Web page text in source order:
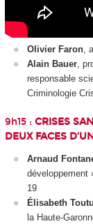
Olivier Faron,
Alain Bauer,
responsable
Criminologie
9h15 : CRISES
DEUX FACES
Arnaud
développement
19
Élisabeth
la Haute-